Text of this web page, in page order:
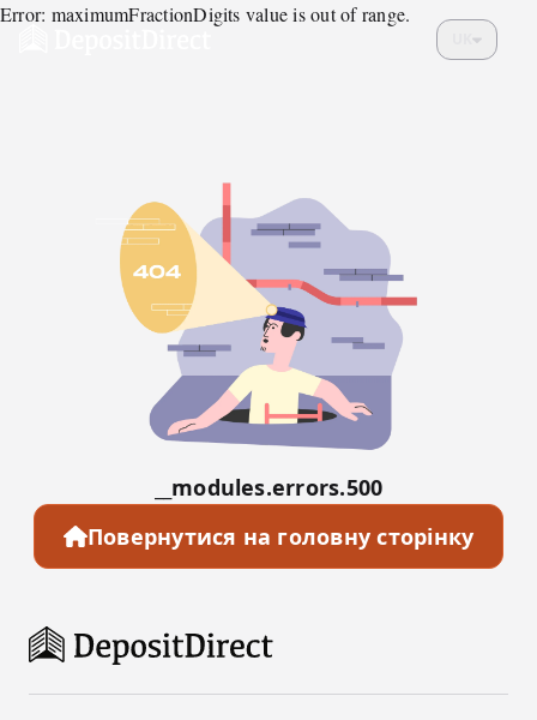
Error: maximumFractionDigits value is out of range.
__modules.errors.500
Повернутися на головну сторінку